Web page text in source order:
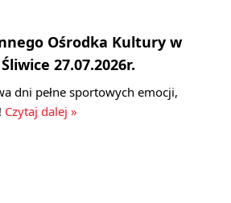
Ośrodka Kultury w
27.07.2026r.
dni pełne sportowych emocji,
Czytaj dalej »